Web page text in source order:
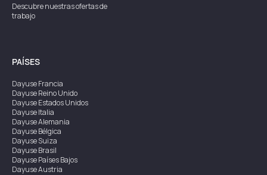
Descubre nuestras ofertas de
trabajo
PAÍSES
DayuseFrancia
DayuseReino Unido
DayuseEstados Unidos
DayuseItalia
DayuseAlemania
DayuseBélgica
DayuseSuiza
DayuseBrasil
DayusePaíses Bajos
DayuseAustria